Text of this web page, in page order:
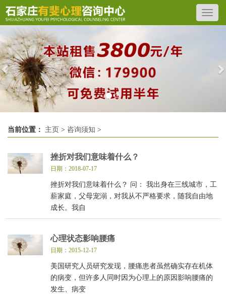
Previous
当前位置： 主页 > 咨询须知 >
挫折对我们意味着什么？
日期：2018-07-17
挫折对我们意味着什么？ 问： 我出身在三线城市，工
薪家庭，父母宠溺，对我从不严格要求，随我自由地
成长。我自
心理状态影响腰痛
日期：2015-12-17
美国研究人员研究发现，腰痛患者虽然确实存在机体
的病变，但许多人同时因为心理上的原因影响腰痛的
发生、病变